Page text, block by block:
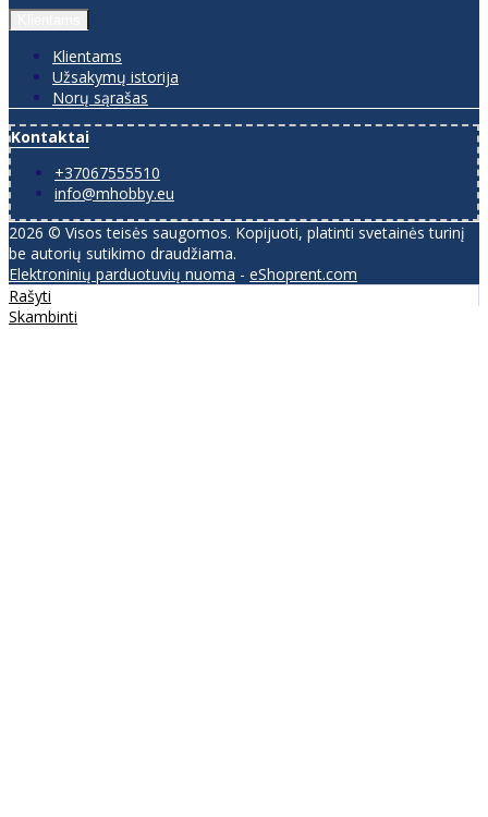
Klientams
Užsakymų istorija
Norų sąrašas
Kontaktai
+37067555510
info@mhobby.eu
2026 © Visos teisės saugomos. Kopijuoti, platinti svetainės turinį
be autorių sutikimo draudžiama.
Elektroninių parduotuvių nuoma - eShoprent.com
Rašyti
Skambinti